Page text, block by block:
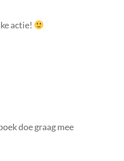
actie!
doe graag mee